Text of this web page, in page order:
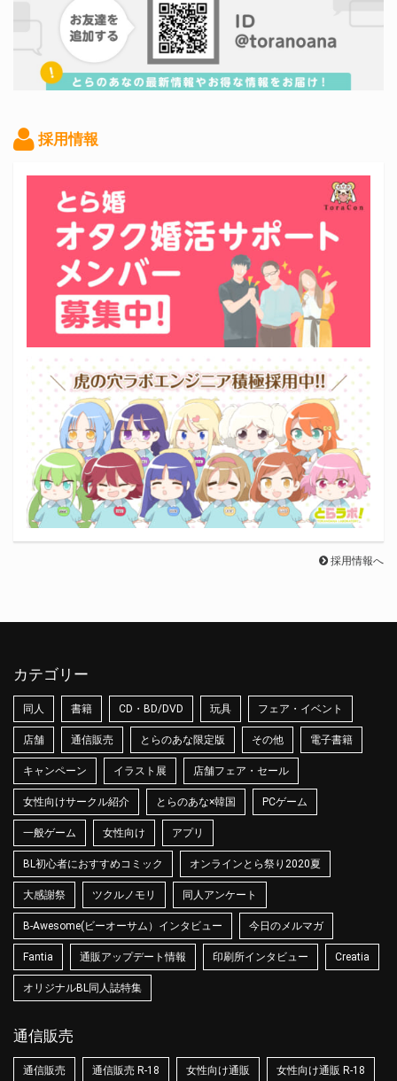
採用情報
採用情報へ
カテゴリー
同人 書籍 CD・BD/DVD 玩具 フェア・イベント
店舗 通信販売 とらのあな限定版 その他 電子書籍
キャンペーン イラスト展 店舗フェア・セール
女性向けサークル紹介 とらのあな×韓国 PCゲーム
一般ゲーム 女性向け アプリ
BL初心者におすすめコミック オンラインとら祭り2020夏
大感謝祭 ツクルノモリ 同人アンケート
B-Awesome(ビーオーサム）インタビュー 今日のメルマガ
Fantia 通販アップデート情報 印刷所インタビュー Creatia
オリジナルBL同人誌特集
通信販売
通信販売 通信販売 R-18 女性向け通販 女性向け通販 R-18